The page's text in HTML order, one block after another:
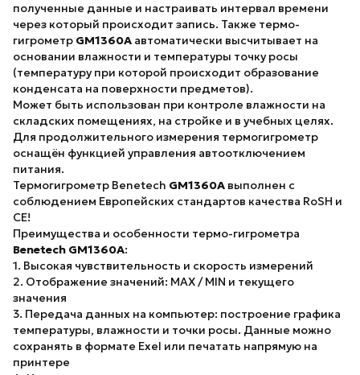
полученные данные и настраивать интервал времени
через который происходит запись. Также термо-
гигрометр GM1360A автоматически высчитывает на
основании влажности и температуры точку росы
(температуру при которой происходит образование
конденсата на поверхности предметов).
Может быть использован при контроле влажности на
складских помещениях, на стройке и в учебных целях.
Для продолжительного измерения термогигрометр
оснащён функцией управления автоотключением
питания.
Термогигрометр Benetech GM1360A выполнен с
соблюдением Европейских стандартов качества RoSH и
CE!
Преимущества и особенности термо-гигрометра
Benetech GM1360A:
1. Высокая чувствительность и скорость измерений
2. Отображение значений: MAX / MIN и текущего
значения
3. Передача данных на компьютер: построение графика
температуры, влажности и точки росы. Данные можно
сохранять в формате Exel или печатать напрямую на
принтере